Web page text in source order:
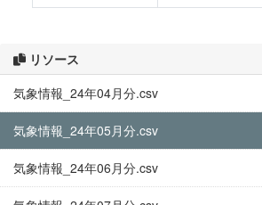
リソース
気象情報_24年04月分.csv
気象情報_24年05月分.csv
気象情報_24年06月分.csv